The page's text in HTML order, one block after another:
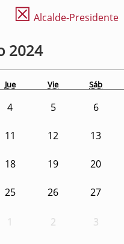
☒ Alcalde-Presidente
2024
Jue Vie Sáb
4 5 6
11 12 13
18 19 20
25 26 27
1 2 3